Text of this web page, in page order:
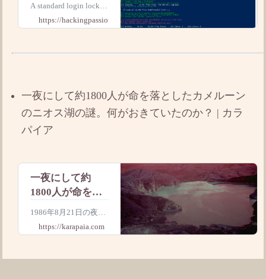
Impact on
Windows
a Single File
A standard login locks e
very shared drive on an
y network in minutes. E
silen
https://hackingpassion.com
一夜にして約1800人が命を落としたカメルーン
のニオス湖の謎。何がおきていたのか？ | カラ
パイア
一夜にして約
1800人が命を落
としたカメルー
謎。何がおきて
1986年8月21日の夜、
アフリカ・カメルーン
のニオス湖の周辺で1,
命を落とした。村は無
https://karapaia.com